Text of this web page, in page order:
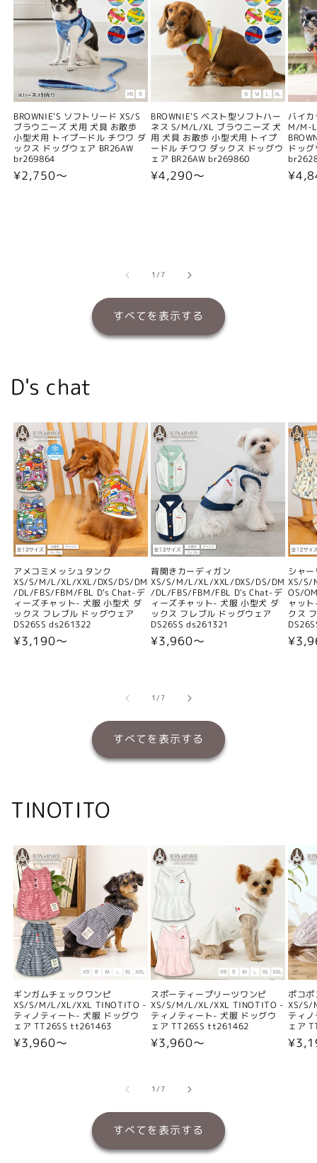
BROWNIE'S ソフトリード XS/S
ブラウニーズ 犬用 犬具 お散歩
小型犬用 トイプードル チワワ ダ
ックス ドッグウェア BR26AW
br269864
通
¥2,750〜
BROWNIE'S ベスト型ソフトハー
ネス S/M/L/XL ブラウニーズ 犬
用 犬具 お散歩 小型犬用 トイプ
ードル チワワ ダックス ドッグウ
ェア BR26AW br269860
通
¥4,290〜
バイ
M/M-
ドッ
通
1/の
7
すべてを表示する
D's chat
アメコミメッシュタンク
XS/S/M/L/XL/XXL/DXS/DS/DM
/DL/FBS/FBM/FBL D's Chat-デ
ィーズチャット- 犬服 小型犬 ダ
ックス フレブル ドッグウェア
DS26SS ds261322
通
¥3,190〜
背開きカーディガン
XS/S/M/L/XL/XXL/DXS/DS/DM
/DL/FBS/FBM/FBL D's Chat-デ
ィーズチャット- 犬服 小型犬 ダ
ックス フレブル ドッグウェア
DS26SS ds261321
通
¥3,960〜
シャ
XS/
OS/
ャッ
クス
通
1/の
7
すべてを表示する
TINOTITO
ギンガムチェックワンピ
XS/S/M/L/XL/XXL TINOTITO -
ティノティート- 犬服 ドッグウ
ェア TT26SS tt261463
通
¥3,960〜
スポーティープリーツワンピ
XS/S/M/L/XL/XXL TINOTITO -
ティノティート- 犬服 ドッグウ
ェア TT26SS tt261462
通
格
¥3,960〜
ポコ
XS/S/
ティ
ェア
通
1/の
7
すべてを表示する